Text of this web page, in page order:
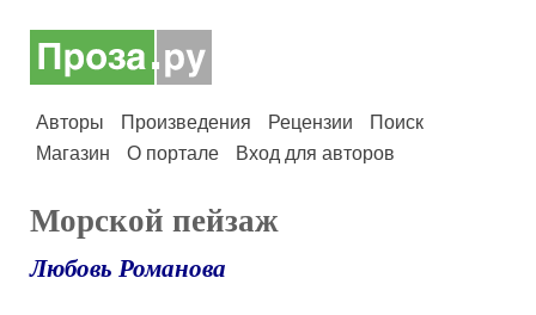
Авторы Произведения Рецензии
Поиск
Магазин
О портале Вход для авторов
Морской пейзаж
Любовь Романова